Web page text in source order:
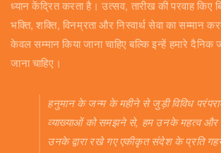
ध्यान केंद्रित करता है। उत्सव, तारीख की परवाह किए
भक्ति, शक्ति, विनम्रता और निस्वार्थ सेवा का सम्मान
केवल सम्मान किया जाना चाहिए बल्कि इन्हें हमारे दैनिक
जाना चाहिए।
हनुमान के जन्म के महीने से जुड़ी विविध
व्याख्याओं को समझने से, हम उनके महत्व और
उनके द्वारा रखे गए एकीकृत संदेश के प्रति